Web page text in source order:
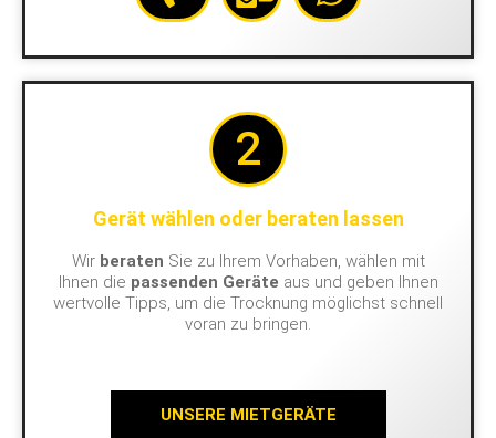
2
Gerät wählen oder beraten lassen
Wir beraten Sie zu Ihrem Vorhaben, wählen mit
Ihnen die passenden Geräte aus und geben Ihnen
wertvolle Tipps, um die Trocknung möglichst schnell
voran zu bringen.
UNSERE MIETGERÄTE